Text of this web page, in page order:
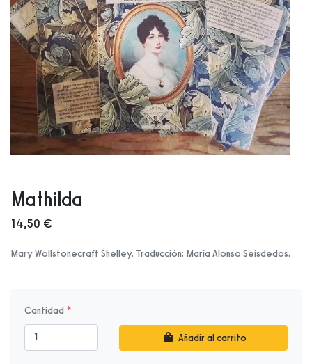
Mathilda
14,50 €
Mary Wollstonecraft Shelley. Traducción: María Alonso Seisdedos.
Cantidad
Añadir al carrito